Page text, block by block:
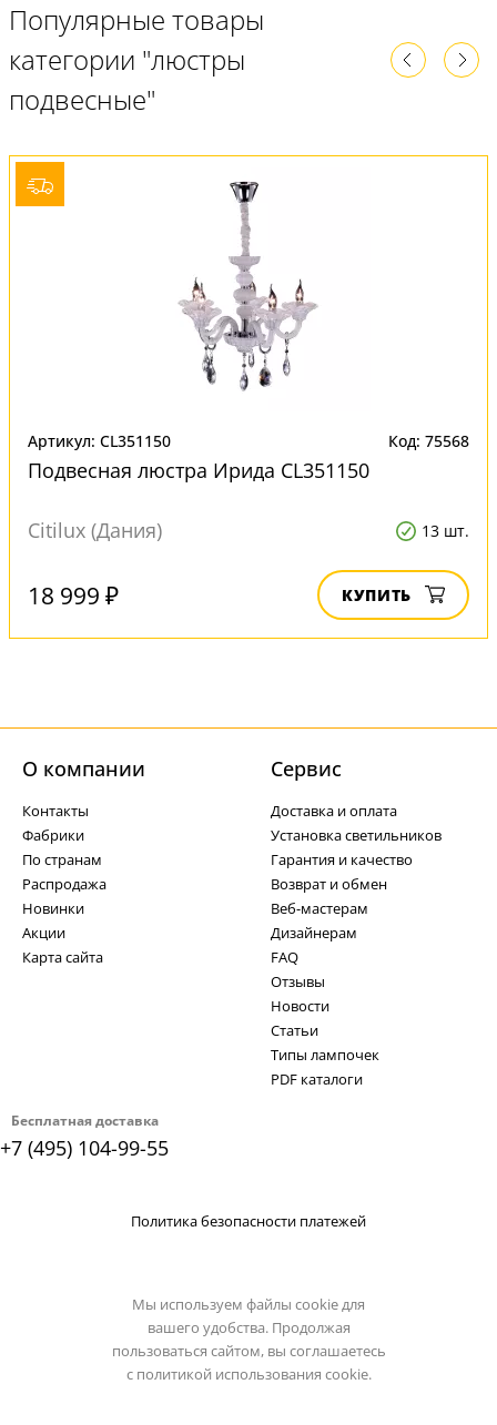
Популярные товары
категории "люстры
подвесные"
Артикул: CL351150 Код: 75568
Подвесная люстра Ирида CL351150
Citilux (Дания) 13 шт.
18 999 ₽ КУПИТЬ
Бесплатная доставка
+7 (495) 104-99-55
О компании
Контакты
Фабрики
По странам
Распродажа
Новинки
Акции
Карта сайта
Cервис
Доставка и оплата
Установка светильников
Гарантия и качество
Возврат и обмен
Веб-мастерам
Дизайнерам
FAQ
Отзывы
Новости
Статьи
Типы лампочек
PDF каталоги
Политика безопасности платежей
Мы используем файлы cookie для
вашего удобства. Продолжая
пользоваться сайтом, вы соглашаетесь
с политикой использования cookie.